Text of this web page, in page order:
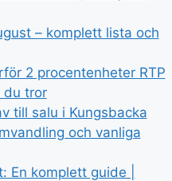
– komplett lista och
2 procentenheter RTP
du tror
till salu i Kungsbacka
och vanliga
En komplett guide |